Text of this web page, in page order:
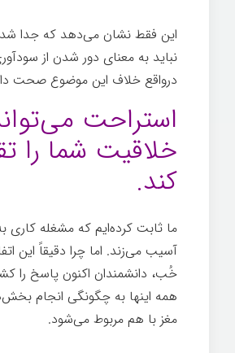
این فقط نشان می‌دهد که جدا
نباید به معنای دور شدن از
درواقع خلاف این موضوع صحت
استراحت
خلاقیت شما را
کند.
ما ثابت کرده‌ایم که مشغله کاری
آسیب می‌زند. اما چرا دقیقاً این
خُب، دانشمندان اکنون پاسخ را
همه اینها به چگونگی انجام
مغز با هم مربوط می‌شود.